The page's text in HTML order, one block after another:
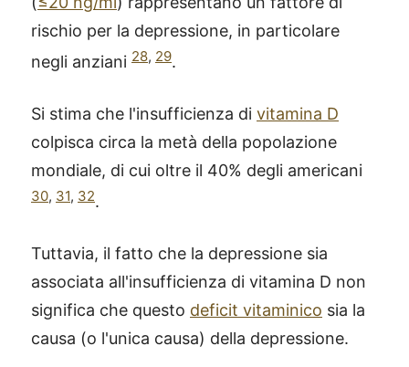
rischio per la depressione, in particolare
negli anziani 28, 29.
Si stima che l'insufficienza di vitamina D
colpisca circa la metà della popolazione
mondiale, di cui oltre il 40% degli americani
30, 31, 32.
Tuttavia, il fatto che la depressione sia
associata all'insufficienza di vitamina D non
significa che questo deficit vitaminico sia la
causa (o l'unica causa) della depressione.